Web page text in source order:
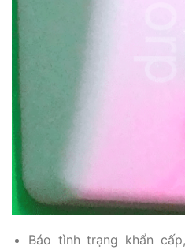
Báo tình trạng khẩn